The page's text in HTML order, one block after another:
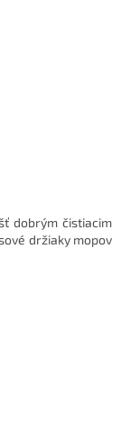
dobrým čistiacim
držiaky mopov